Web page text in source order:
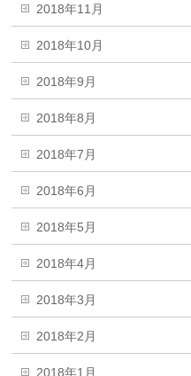
2018年11月
2018年10月
2018年9月
2018年8月
2018年7月
2018年6月
2018年5月
2018年4月
2018年3月
2018年2月
2018年1月